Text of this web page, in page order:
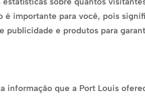
importante para você, pois
publicidade e produtos para
informação que a Port Louis